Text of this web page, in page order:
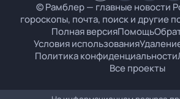
© Рамблер — главные новости
гороскопы, почта, поиск и другие
Полная версияПомощь
Условия использования
Политика конфиденциальности
Все проекты